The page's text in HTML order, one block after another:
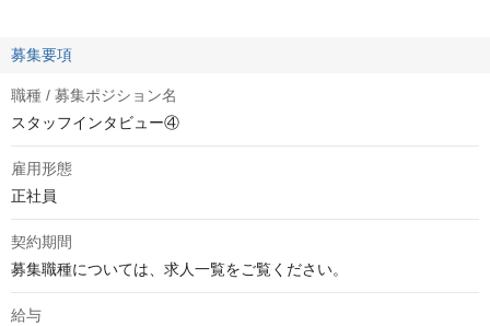
募集要項
職種 / 募集ポジション名
スタッフインタビュー④
雇用形態
正社員
契約期間
募集職種については、求人一覧をご覧ください。
給与